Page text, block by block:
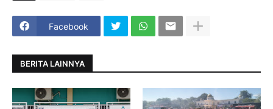
Facebook
BERITA LAINNYA